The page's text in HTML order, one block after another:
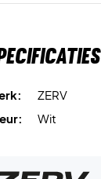
ZERV
Wit